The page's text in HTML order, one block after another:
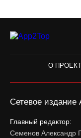
О
Сетевое издание
Главный редактор:
Семенов Александр